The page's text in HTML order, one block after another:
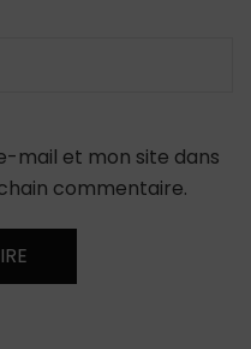
mail et mon site dans
commentaire.